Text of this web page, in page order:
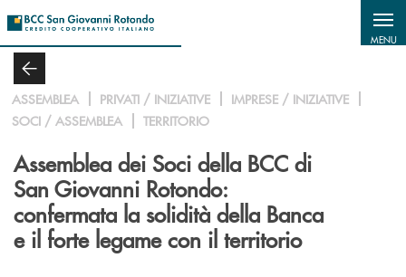
MENU
ASSEMBLEA PRIVATI / INIZIATIVE
IMPRESE / INIZIATIVE
SOCI / ASSEMBLEA
TERRITORIO
Assemblea dei Soci della BCC di
San Giovanni Rotondo:
confermata la solidità della Banca
e il forte legame con il territorio